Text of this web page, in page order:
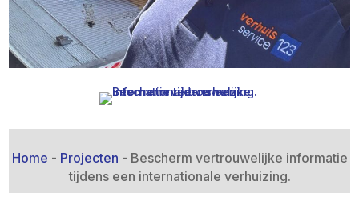
Home - Projecten - Bescherm vertrouwelijke informatie
tijdens een internationale verhuizing.​